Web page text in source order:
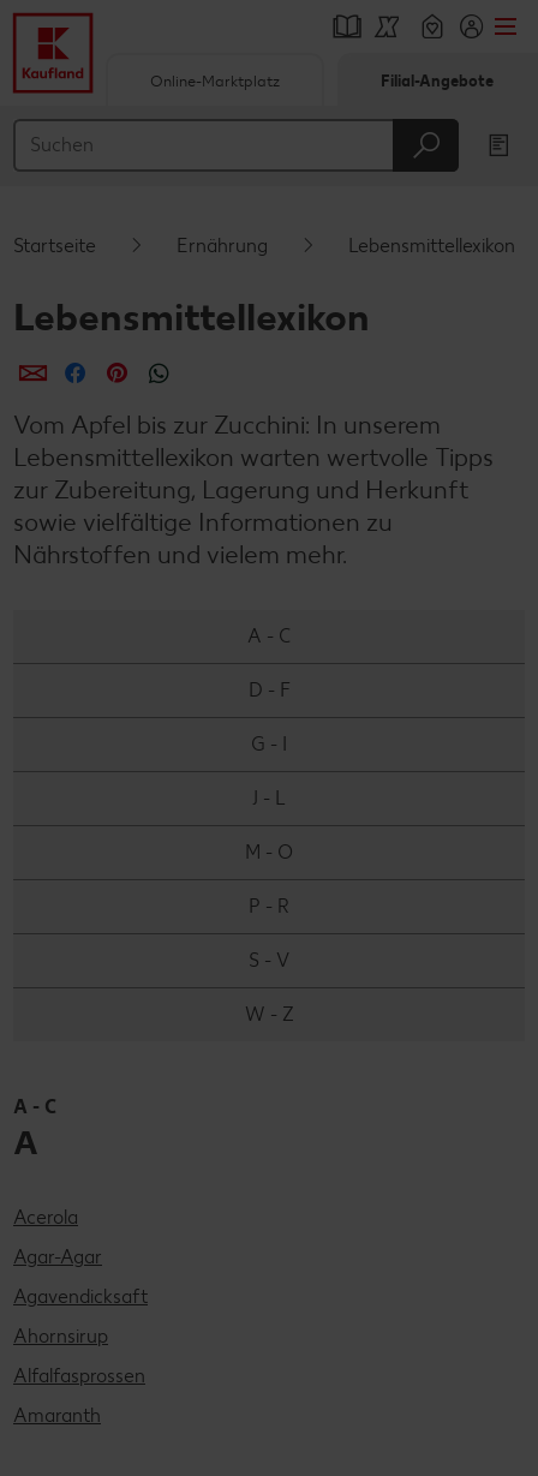
Hauptinhalt
Online-Marktplatz Filial-Angebote
Startseite Ernährung Lebensmittellexikon
Lebensmittellexikon
per E-Mail teilen
per Facebook teilen
per Pinterest teilen
Vom Apfel bis zur Zucchini: In unserem
Lebensmittellexikon warten wertvolle Tipps
zur Zubereitung, Lagerung und Herkunft
sowie vielfältige Informationen zu
Nährstoffen und vielem mehr.
A - C
D - F
G - I
J - L
M - O
P - R
S - V
W - Z
A - C
A
Acerola
Agar-Agar
Agavendicksaft
Ahornsirup
Alfalfasprossen
Amaranth